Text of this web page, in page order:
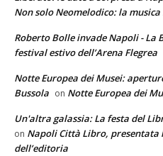
Non solo Neomelodico: la
Roberto Bolle invade Napoli - La
festival estivo dell’Arena Flegrea
Notte Europea dei Musei:
Bussola on Notte Europea dei
Un'altra galassia: La festa del
on Napoli Città Libro, presentata
dell’editoria